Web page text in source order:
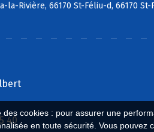
cookies : pour assurer une
en toute sécurité. Vous
la-Rivière, 66170 St-Féliu-d, 66170 St-
40